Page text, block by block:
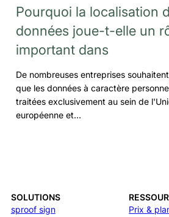
Pourquoi la localisation
données joue-t-elle un
important dans
De nombreuses entreprises
que les données à caractère
traitées exclusivement au sein de
européenne et…
SOLUTIONS
sproof sign
Prix &